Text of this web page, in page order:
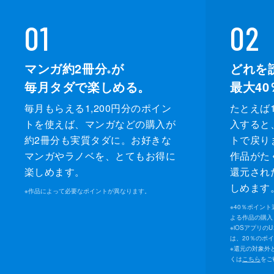
01
マンガ約2冊分※が
毎月タダで楽しめる。
毎月もらえる1,200円分のポイン
トを使えば、マンガなどの購入が
約2冊分も実質タダに。お好きな
マンガやラノベを、とてもお得に
楽しめます。
※作品によって必要なポイントが異なります。
02
どれを
最大40
たとえ
入する
トで戻
作品がた
還元され
しめます
※40％ポイント
よる作品の購
※iOSアプリの
は、20％のポ
※還元の対象外
くはこちらを